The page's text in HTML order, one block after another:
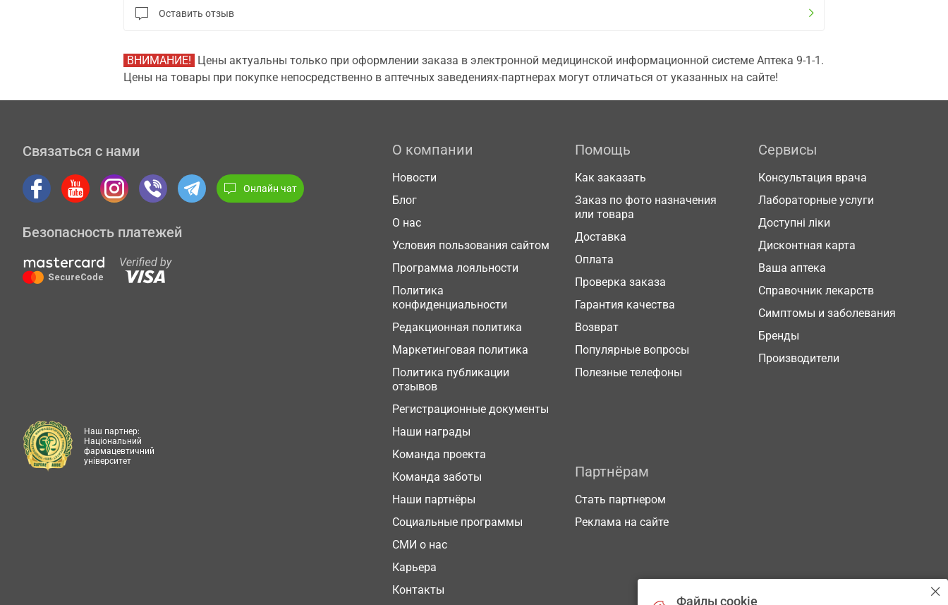
Оставить отзыв
ВНИМАНИЕ! Цены актуальны только при оформлении заказа в электронной медицинской информационной системе Аптека 9-1-1.
Цены на товары при покупке непосредственно в аптечных заведениях-партнерах могут отличаться от указанных на сайте!
Связаться с нами
Онлайн чат
Безопасность платежей
О компании
Новости
Блог
О нас
Условия пользования сайтом
Программа лояльности
Политика
конфиденциальности
Редакционная политика
Маркетинговая политика
Политика публикации
отзывов
Регистрационные документы
Наши награды
Команда проекта
Команда заботы
Наши партнёры
Социальные программы
СМИ о нас
Карьера
Контакты
Помощь
Как заказать
Заказ по фото назначения
или товара
Доставка
Оплата
Проверка заказа
Гарантия качества
Возврат
Популярные вопросы
Полезные телефоны
Сервисы
Консультация врача
Лабораторные услуги
Доступні ліки
Дисконтная карта
Ваша аптека
Справочник лекарств
Симптомы и заболевания
Бренды
Производители
Партнёрам
Стать партнером
Реклама на сайте
Наш партнер:
Національний
фармацевтичний
університет
Файлы cookie